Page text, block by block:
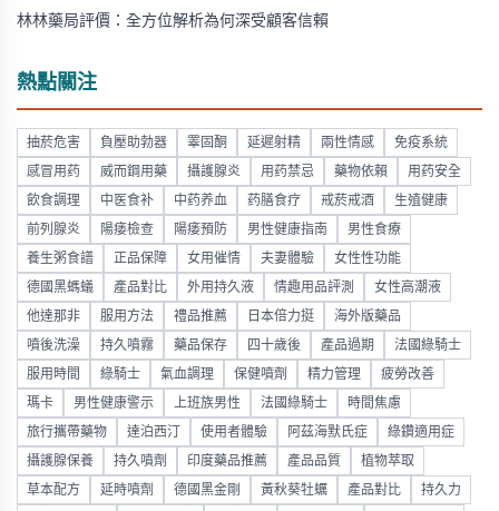
林林藥局評價：全方位解析為何深受顧客信賴
熱點關注
抽菸危害 負壓助勃器 睪固酮 延遲射精 兩性情感 免疫系統
感冒用药 威而鋼用藥 攝護腺炎 用药禁忌 藥物依賴 用药安全
飲食調理 中医食补 中药养血 药膳食疗 戒菸戒酒 生殖健康
前列腺炎 陽痿檢查 陽痿預防 男性健康指南 男性食療
養生粥食譜 正品保障 女用催情 夫妻體驗 女性性功能
德國黑螞蟻 產品對比 外用持久液 情趣用品評測 女性高潮液
他達那非 服用方法 禮品推薦 日本倍力挺 海外版藥品
噴後洗澡 持久噴霧 藥品保存 四十歲後 產品過期 法國綠騎士
服用時間 綠騎士 氣血調理 保健噴劑 精力管理 疲勞改善
瑪卡 男性健康警示 上班族男性 法國綠騎士 時間焦慮
旅行攜帶藥物 達泊西汀 使用者體驗 阿茲海默氏症 綠鑽適用症
攝護腺保養 持久噴劑 印度藥品推薦 產品品質 植物萃取
草本配方 延時噴劑 德國黑金剛 黃秋葵牡蠣 產品對比 持久力